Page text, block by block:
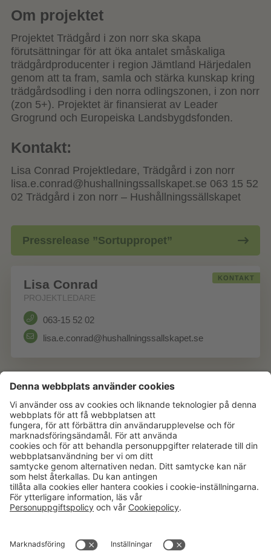
Om projektet
Projektet Trädgård i zon norr ska skapa
förutsättningar för att öka antalet småskaliga
trädgårdproducenter i region Jämtland Härjedalen
genom att ta fram, samla och stärka kunskap kring
trädgårdsodling i den norra odlingszonen, i zon norr
(zon 5+). Projektet är finansierat av Leader
Grogrund och Europeiska Landsbygdsfonden.
Kontakt:
Lisa Conrad Projektledare, Trädgård i zon norr
lisa.e.conrad@hushallningssallskapet.se 063 15 52
02 Trädgård i zon norr – Hushållningssällskapet
Pressrelease ”Sortuppropet”
KONTAKT
Lisa Conrad
PROJEKTLEDARE
063-15 52 02
lisa.e.conrad@hushallningssallskapet.se
Karriär
Verksamheter